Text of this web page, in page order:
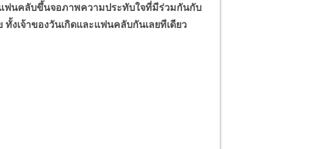
ฟนคลับขึ้นจอภาพความประทับใจที่มีร่วมกันกับ
งเจ้าของวันเกิดและแฟนคลับกันเลยทีเดียว